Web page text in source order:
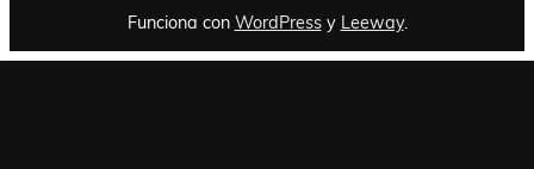
Funciona con WordPressy Leeway.